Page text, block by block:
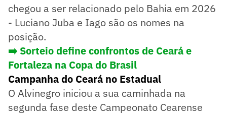
chegou a ser relacionado pelo Bahia em 2026
- Luciano Juba e Iago são os nomes na
posição.
➡️ Sorteio define confrontos de Ceará e
Fortaleza na Copa do Brasil
Campanha do Ceará no Estadual
O Alvinegro iniciou a sua caminhada na
segunda fase deste Campeonato Cearense